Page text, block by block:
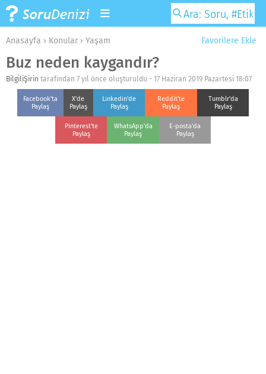
Favorilere Ekle
Anasayfa › Konular › Yaşam
Buz neden kaygandır?
BilgiliŞirin tarafından 7 yıl önce oluşturuldu - 17 Haziran 2019 Pazartesi 18:07
Facebook'ta
Paylaş
X'de
Paylaş
Linkedin'de
Paylaş
Reddit'te
Paylaş
Tumblr'da
Paylaş
Pinterest'te
Paylaş
WhatsApp'da
Paylaş
E-posta'da
Paylaş